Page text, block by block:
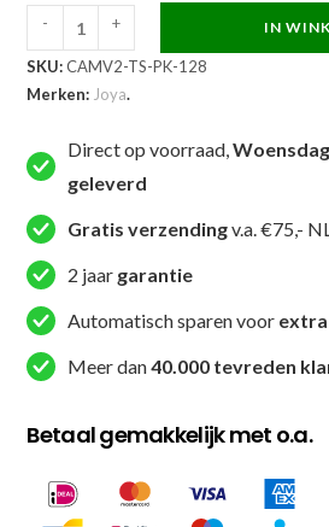
Camo
V2
Kinder
Kickboks
T-
aantal
- + IN
SKU:CAMV2-TS-PK-128
Merken: Joya.
Direct op voorraad,Woensdag
geleverd
Gratis verzendingv.a. €75,-
2 jaar garantie
Automatisch sparen voor
Meer dan40.000 tevreden
Betaal gemakkelijk met o.a.